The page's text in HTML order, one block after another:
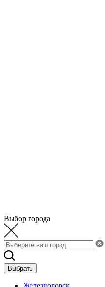
Выбор города
Выбрать
Железногорск